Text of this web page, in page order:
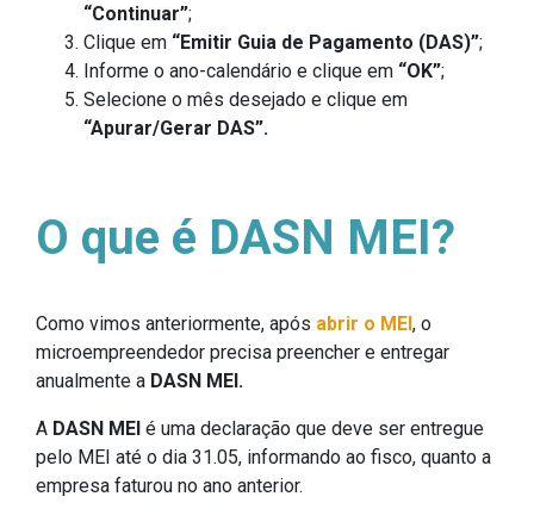
“Continuar”;
Clique em “Emitir Guia de Pagamento (DAS)”;
Informe o ano-calendário e clique em “OK”;
Selecione o mês desejado e clique em
“Apurar/Gerar DAS”.
O que é DASN MEI?
Como vimos anteriormente, após abrir o MEI, o
microempreendedor precisa preencher e entregar
anualmente a DASN MEI.
A DASN MEI é uma declaração que deve ser entregue
pelo MEI até o dia 31.05, informando ao fisco, quanto a
empresa faturou no ano anterior.